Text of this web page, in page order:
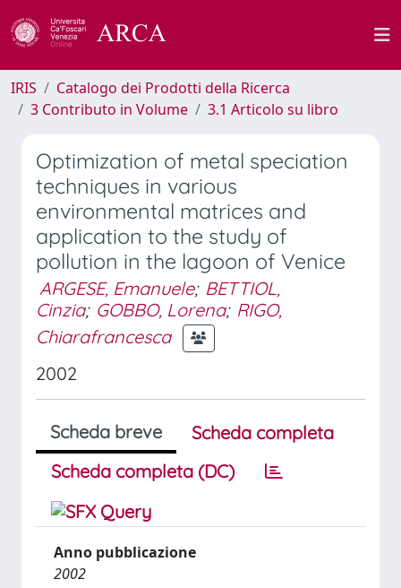
IRIS
Catalogo dei Prodotti della Ricerca
3 Contributo in Volume
3.1 Articolo su libro
Optimization of metal speciation
techniques in various
environmental matrices and
application to the study of
pollution in the lagoon of Venice
ARGESE, Emanuele; BETTIOL,
Cinzia; GOBBO, Lorena; RIGO,
Chiarafrancesca
2002
Scheda breve
Scheda completa
Scheda completa (DC)
Anno pubblicazione
2002